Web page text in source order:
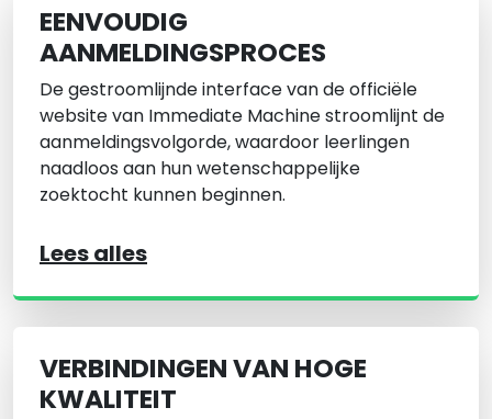
EENVOUDIG
AANMELDINGSPROCES
De gestroomlijnde interface van de officiële
website van Immediate Machine stroomlijnt de
aanmeldingsvolgorde, waardoor leerlingen
naadloos aan hun wetenschappelijke
zoektocht kunnen beginnen.
Lees alles
VERBINDINGEN VAN HOGE
KWALITEIT